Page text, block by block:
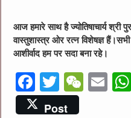
आज हमारे साथ है ज्योतिषाचार्यश्री
वास्तुशास्त्र ओर रत्न विशेषज्ञ
आशीर्वाद हम पर सदा बना रहे।
F
a
T
w
W E
Post